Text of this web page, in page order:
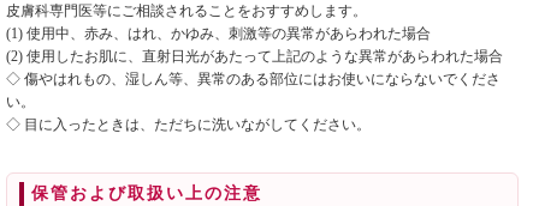
皮膚科専門医等にご相談されることをおすすめします。
(1) 使用中、赤み、はれ、かゆみ、刺激等の異常があらわれた場合
(2) 使用したお肌に、直射日光があたって上記のような異常があらわれた場合
◇ 傷やはれもの、湿しん等、異常のある部位にはお使いにならないでくださ
い。
◇ 目に入ったときは、ただちに洗いながしてください。
保管および取扱い上の注意